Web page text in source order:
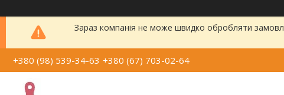
Зараз компанія не може швидко обробляти
+380 (98) 539-34-63 +380 (67) 703-02-64